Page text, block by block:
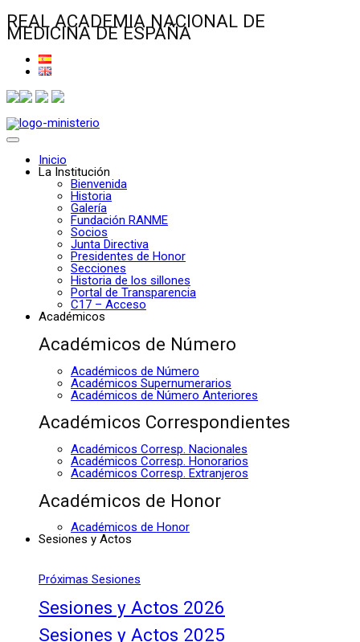
REAL ACADEMIA NACIONAL DE
MEDICINA DE ESPAÑA
Inicio
La Institución
Bienvenida
Historia
Galería
Fundación RANME
Socios
Junta Directiva
Presidentes de Honor
Secciones
Historia de los sillones
Portal de Transparencia
C17 – Acceso
Académicos
Académicos de Número
Académicos de Número
Académicos Supernumerarios
Académicos de Número Anteriores
Académicos Correspondientes
Académicos Corresp. Nacionales
Académicos Corresp. Honorarios
Académicos Corresp. Extranjeros
Académicos de Honor
Académicos de Honor
Sesiones y Actos
Próximas Sesiones
Sesiones y Actos 2026
Sesiones y Actos 2025